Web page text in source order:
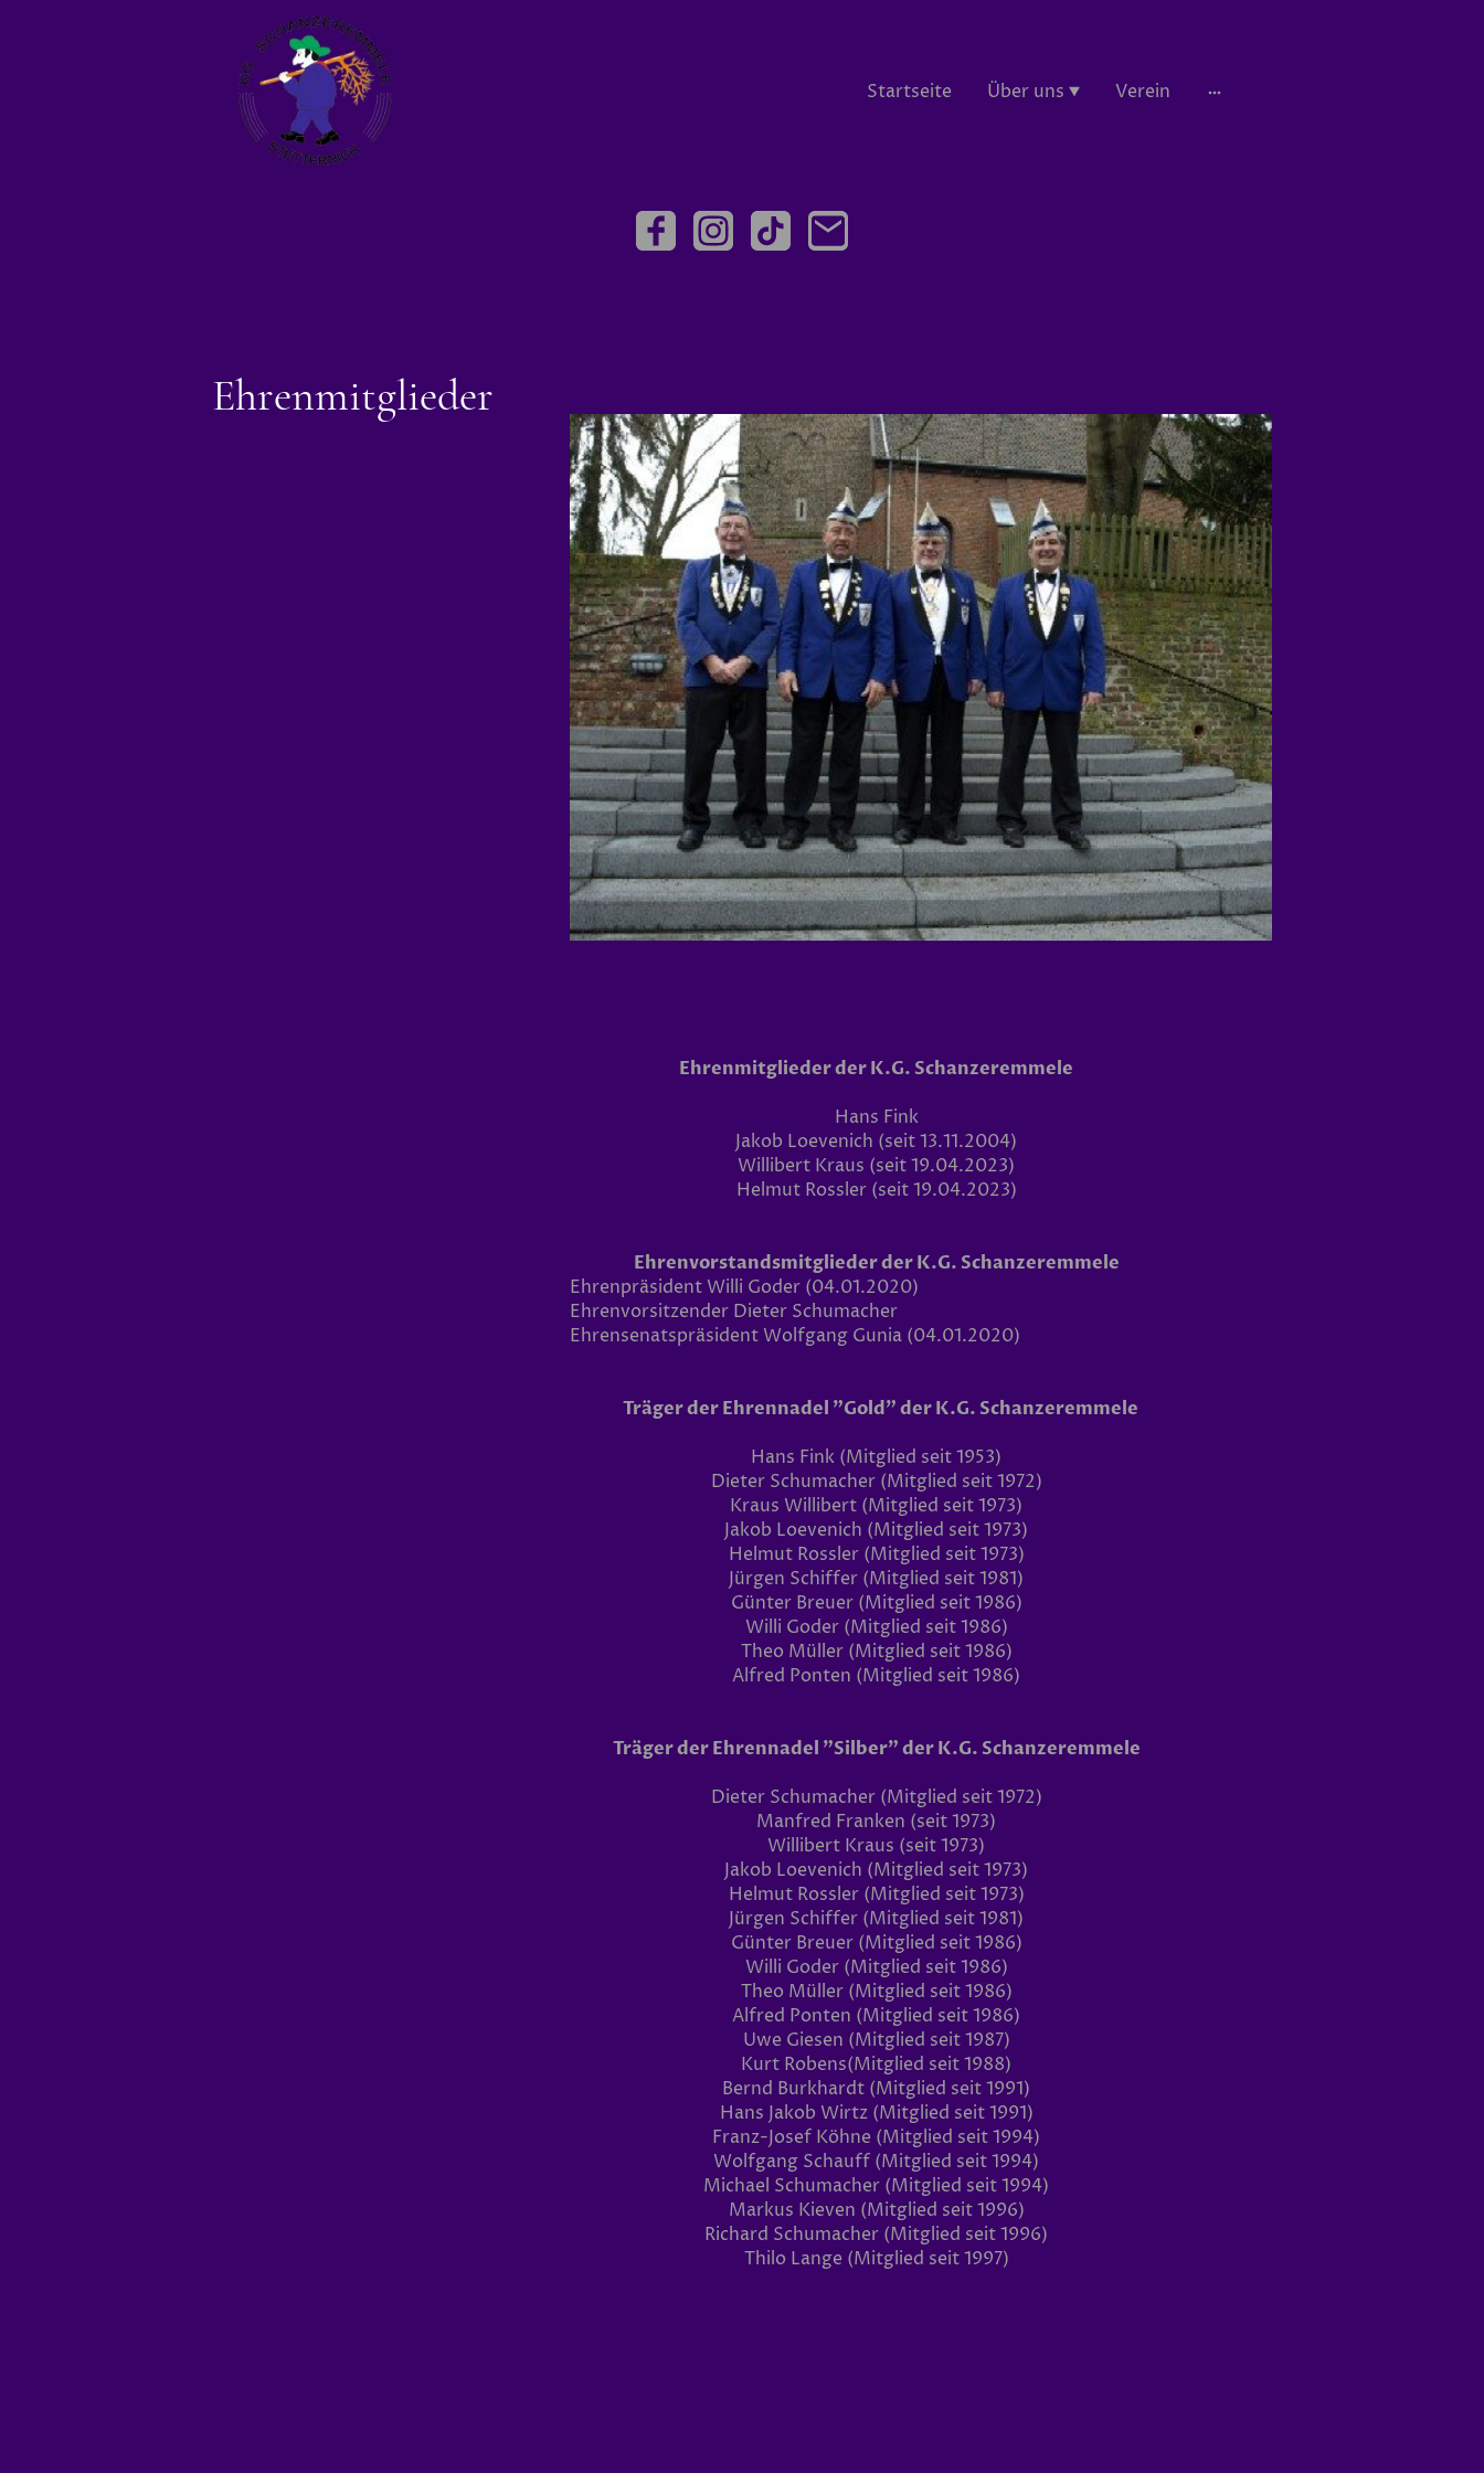
Startseite Über uns Verein
Ehrenmitglieder
Ehrenmitglieder der K.G. Schanzeremmele
Hans Fink
Jakob Loevenich (seit 13.11.2004)
Willibert Kraus (seit 19.04.2023)
Helmut Rossler (seit 19.04.2023)
Ehrenvorstandsmitglieder der K.G. Schanzeremmele
Ehrenpräsident Willi Goder (04.01.2020)
Ehrenvorsitzender Dieter Schumacher
Ehrensenatspräsident Wolfgang Gunia (04.01.2020)
Träger der Ehrennadel "Gold" der K.G. Schanzeremmele
Hans Fink (Mitglied seit 1953)
Dieter Schumacher (Mitglied seit 1972)
Kraus Willibert (Mitglied seit 1973)
Jakob Loevenich (Mitglied seit 1973)
Helmut Rossler (Mitglied seit 1973)
Jürgen Schiffer (Mitglied seit 1981)
Günter Breuer (Mitglied seit 1986)
Willi Goder (Mitglied seit 1986)
Theo Müller (Mitglied seit 1986)
Alfred Ponten (Mitglied seit 1986)
Träger der Ehrennadel "Silber" der K.G. Schanzeremmele
Dieter Schumacher (Mitglied seit 1972)
Manfred Franken (seit 1973)
Willibert Kraus (seit 1973)
Jakob Loevenich (Mitglied seit 1973)
Helmut Rossler (Mitglied seit 1973)
Jürgen Schiffer (Mitglied seit 1981)
Günter Breuer (Mitglied seit 1986)
Willi Goder (Mitglied seit 1986)
Theo Müller (Mitglied seit 1986)
Alfred Ponten (Mitglied seit 1986)
Uwe Giesen (Mitglied seit 1987)
Kurt Robens(Mitglied seit 1988)
Bernd Burkhardt (Mitglied seit 1991)
Hans Jakob Wirtz (Mitglied seit 1991)
Franz-Josef Köhne (Mitglied seit 1994)
Wolfgang Schauff (Mitglied seit 1994)
Michael Schumacher (Mitglied seit 1994)
Markus Kieven (Mitglied seit 1996)
Richard Schumacher (Mitglied seit 1996)
Thilo Lange (Mitglied seit 1997)